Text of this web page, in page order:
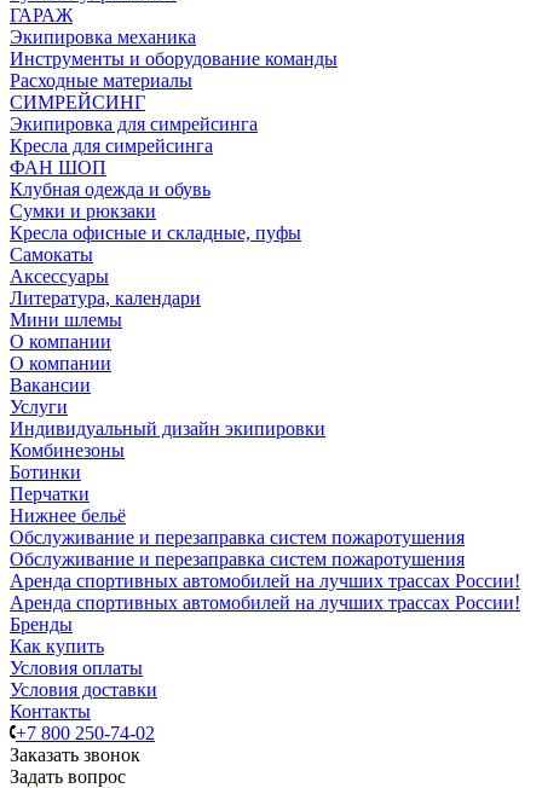
ГАРАЖ
Экипировка механика
Инструменты и оборудование команды
Расходные материалы
СИМРЕЙСИНГ
Экипировка для симрейсинга
Кресла для симрейсинга
ФАН ШОП
Клубная одежда и обувь
Сумки и рюкзаки
Кресла офисные и складные, пуфы
Самокаты
Аксессуары
Литература, календари
Мини шлемы
О компании
О компании
Вакансии
Услуги
Индивидуальный дизайн экипировки
Комбинезоны
Ботинки
Перчатки
Нижнее бельё
Обслуживание и перезаправка систем пожаротушения
Обслуживание и перезаправка систем пожаротушения
Аренда спортивных автомобилей на лучших трассах России!
Аренда спортивных автомобилей на лучших трассах России!
Бренды
Как купить
Условия оплаты
Условия доставки
Контакты
+7 800 250-74-02
Заказать звонок
Задать вопрос